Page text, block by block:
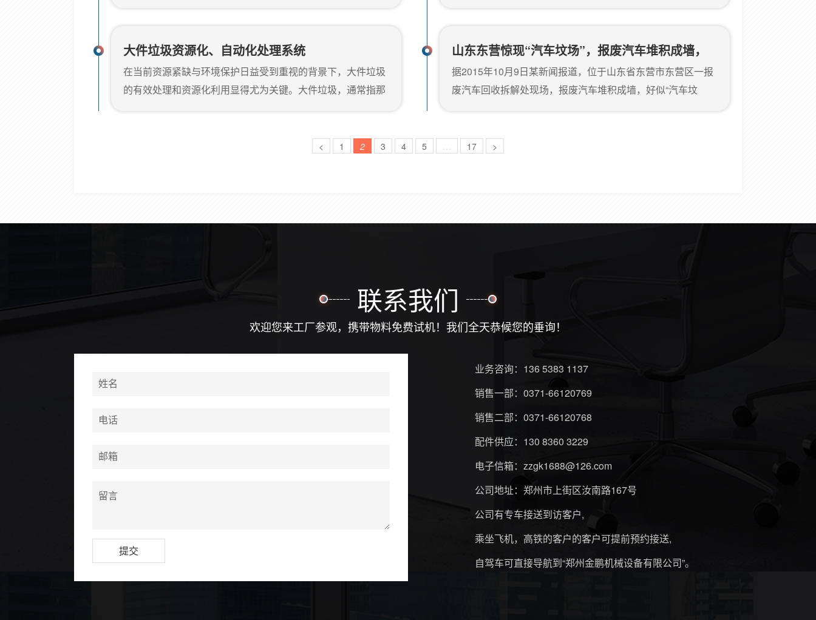
巨大隐忧统计数据显示，近年来，我国每年产生的废旧轮胎以
8%~10%的速度急剧增长，我国废旧轮胎产量将达2000万吨。
我国轮胎产量已连续10年居世界前列，每年产生的废旧轮胎也
是 。如此庞大体量的废旧轮胎，如不能得到及时有效地处...
板加工厂、秸秆压块燃料、制炭厂等。稻草捆撕碎机工作原理
稻草捆撕碎机结构：1．破碎机主体设备主要机体采用优质钢
板焊接消除应力处理/整体机加工，确保设备在长时间重负荷中
稳定性。2．轴承/密封轴承座采用上下拼合设计，能快速拆下
轴承部件易于...
大件垃圾资源化、自动化处理系统
在当前资源紧缺与环境保护日益受到重视的背景下，大件垃圾
的有效处理和资源化利用显得尤为关键。大件垃圾，通常指那
为我们提供了创新解决方案，即全自动化的垃圾处理系统。该
山东东营惊现“汽车坟场”，报废汽车堆积成墙，
金鹏撕碎机来帮忙
据2015年10月9日某新闻报道，位于山东省东营市东营区一报
废汽车回收拆解处现场，报废汽车堆积成墙，好似“汽车坟
报废汽车在等待拆解。现如今，经济快速的发展，汽车作为主
< 1 2 3 4 5 … 17 >
联系我们
欢迎您来工厂参观，携带物料免费试机！我们全天恭候您的垂询！
业务咨询： 136 5383 1137
销售一部： 0371-66120769
销售二部： 0371-66120768
配件供应： 130 8360 3229
电子信箱： zzgk1688@126.com
公司地址：郑州市上街区汝南路167号
公司有专车接送到访客户,
乘坐飞机，高铁的客户的客户可提前预约接送,
自驾车可直接导航到“郑州金鹏机械设备有限公司”。